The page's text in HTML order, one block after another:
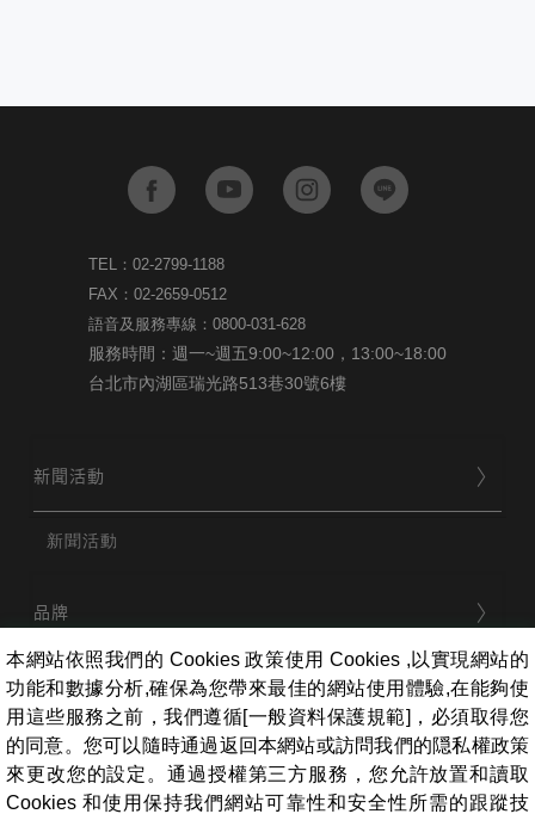
TEL：02-2799-1188
FAX：02-2659-0512
語音及服務專線：0800-031-628
服務時間：週一~週五9:00~12:00，13:00~18:00
台北市內湖區瑞光路513巷30號6樓
新聞活動
新聞活動
品牌
用戶服務
條款相關
本網站依照我們的 Cookies 政策使用 Cookies ,以實現網站的
功能和數據分析,確保為您帶來最佳的網站使用體驗,在能夠使
用這些服務之前，我們遵循[一般資料保護規範]，必須取得您
的同意。您可以隨時通過返回本網站或訪問我們的隠私權政策
來更改您的設定。通過授權第三方服務，您允許放置和讀取
Cookies 和使用保持我們網站可靠性和安全性所需的跟蹤技